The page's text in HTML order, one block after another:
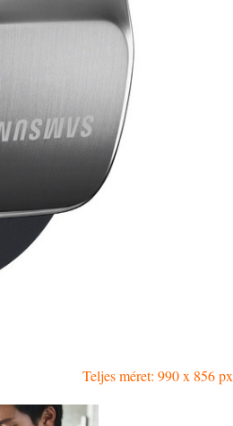
Teljes méret: 990 x 856 px